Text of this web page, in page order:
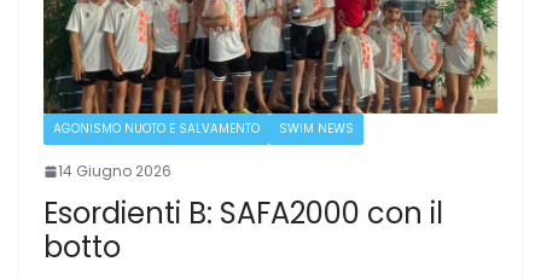
AGONISMO NUOTO E SALVAMENTO SWIM NEWS
14 Giugno 2026
Esordienti B: SAFA2000 con il
botto